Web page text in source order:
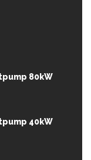
80kW
40kW